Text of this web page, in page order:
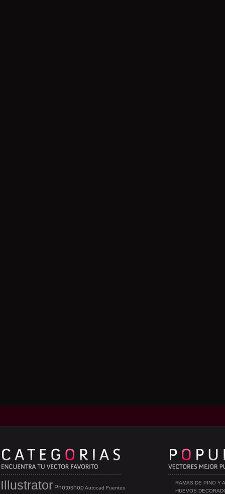
RAMAS DE PINO Y
HUEVOS
Illustrator Photoshop Autocad Fuentes